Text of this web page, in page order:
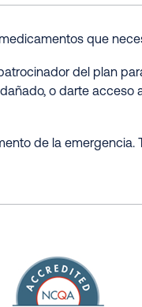
que
del plan
o darte
de la